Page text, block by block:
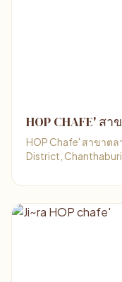
HOP CHAFE' ส
HOP Chafe' สาขาตล
District,